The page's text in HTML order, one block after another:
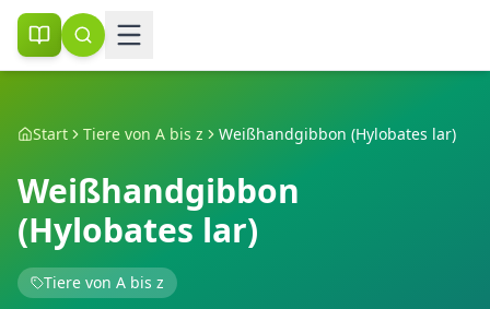
Start Tiere von A bis z Weißhandgibbon (Hylobates lar)
Weißhandgibbon
(Hylobates lar)
Tiere von A bis z